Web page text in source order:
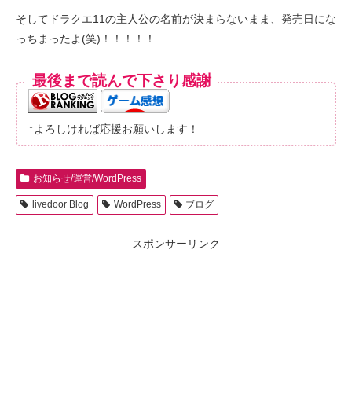
そしてドラクエ11の主人公の名前が決まらないまま、発売日にな
っちまったよ(笑)！！！！！
最後まで読んで下さり感謝
↑よろしければ応援お願いします！
お知らせ/運営/WordPress
livedoor Blog WordPress ブログ
スポンサーリンク